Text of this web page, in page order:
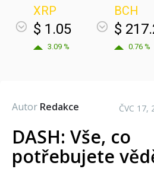
XRP
$ 1.05
3.09 %
BCH
$
0.76 %
Autor Redakce ČVC 17,
DASH: Vše, co
potřebujete